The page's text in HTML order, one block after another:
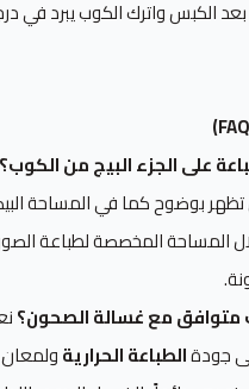
بعد الكبس واترك الكوب يبرد في
على الجزء البيج من الكوب؟
تظهر بوضوح كما في المساحة
المساحة المخصصة لطباعة
متوافق مع غسالة الصحون؟
جودةالطباعة الحراريةولمعان